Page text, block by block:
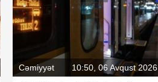
Cəmiyyət 10:50, 06 Avqust 2026